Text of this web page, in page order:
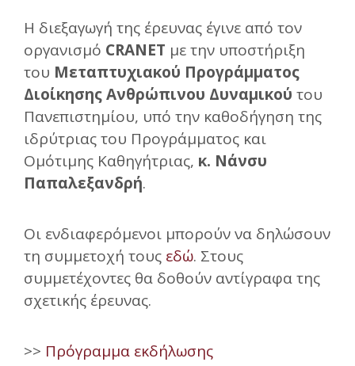
Η διεξαγωγή της έρευνας έγινε από τον
οργανισμό CRANET με την υποστήριξη
του Μεταπτυχιακού Προγράμματος
Διοίκησης Ανθρώπινου Δυναμικού του
Πανεπιστημίου, υπό την καθοδήγηση της
ιδρύτριας του Προγράμματος και
Ομότιμης Καθηγήτριας, κ. Νάνσυ
Παπαλεξανδρή.
Οι ενδιαφερόμενοι μπορούν να δηλώσουν
τη συμμετοχή τους εδώ. Στους
συμμετέχοντες θα δοθούν αντίγραφα της
σχετικής έρευνας.
>> Πρόγραμμα εκδήλωσης